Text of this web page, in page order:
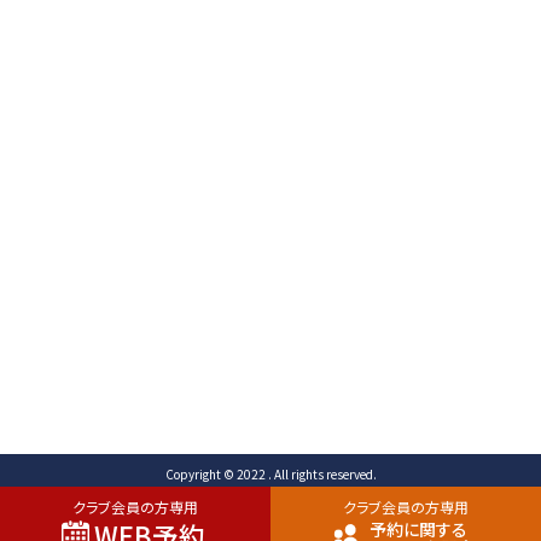
クラブ会員の方専用 クラブ会員の方専用
予約に関する
Copyright © 2022 . All rights reserved.